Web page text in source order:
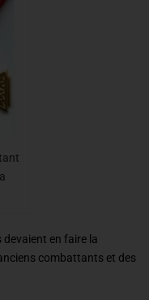
devaient en faire la
combattants et des